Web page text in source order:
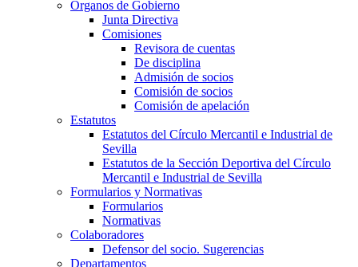
Órganos de Gobierno
Junta Directiva
Comisiones
Revisora de cuentas
De disciplina
Admisión de socios
Comisión de socios
Comisión de apelación
Estatutos
Estatutos del Círculo Mercantil e Industrial de
Sevilla
Estatutos de la Sección Deportiva del Círculo
Mercantil e Industrial de Sevilla
Formularios y Normativas
Formularios
Normativas
Colaboradores
Defensor del socio. Sugerencias
Departamentos